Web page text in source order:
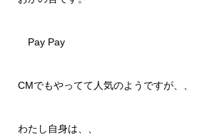
Pay Pay
CMでもやってて人気のようですが、、
わたし自身は、、